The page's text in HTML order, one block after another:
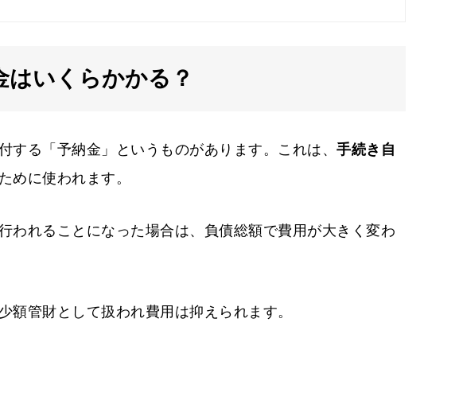
いくらかかる？
る「予納金」というものがあります。これは、 手続き自
めに使われます。
われることになった場合は、負債総額で費用が大きく変わ
管財として扱われ費用は抑えられます。